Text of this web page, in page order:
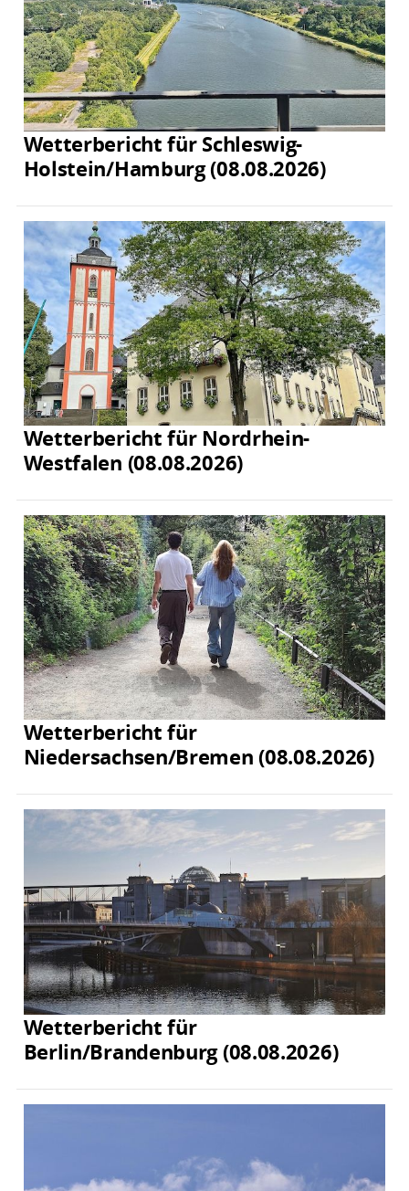
Wetterbericht für Schleswig-
Holstein/Hamburg (08.08.2026)
Wetterbericht für Nordrhein-
Westfalen (08.08.2026)
Wetterbericht für
Niedersachsen/Bremen (08.08.2026)
Wetterbericht für
Berlin/Brandenburg (08.08.2026)